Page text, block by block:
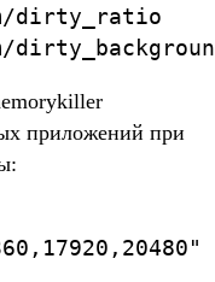
dirty_ratio
приложений при